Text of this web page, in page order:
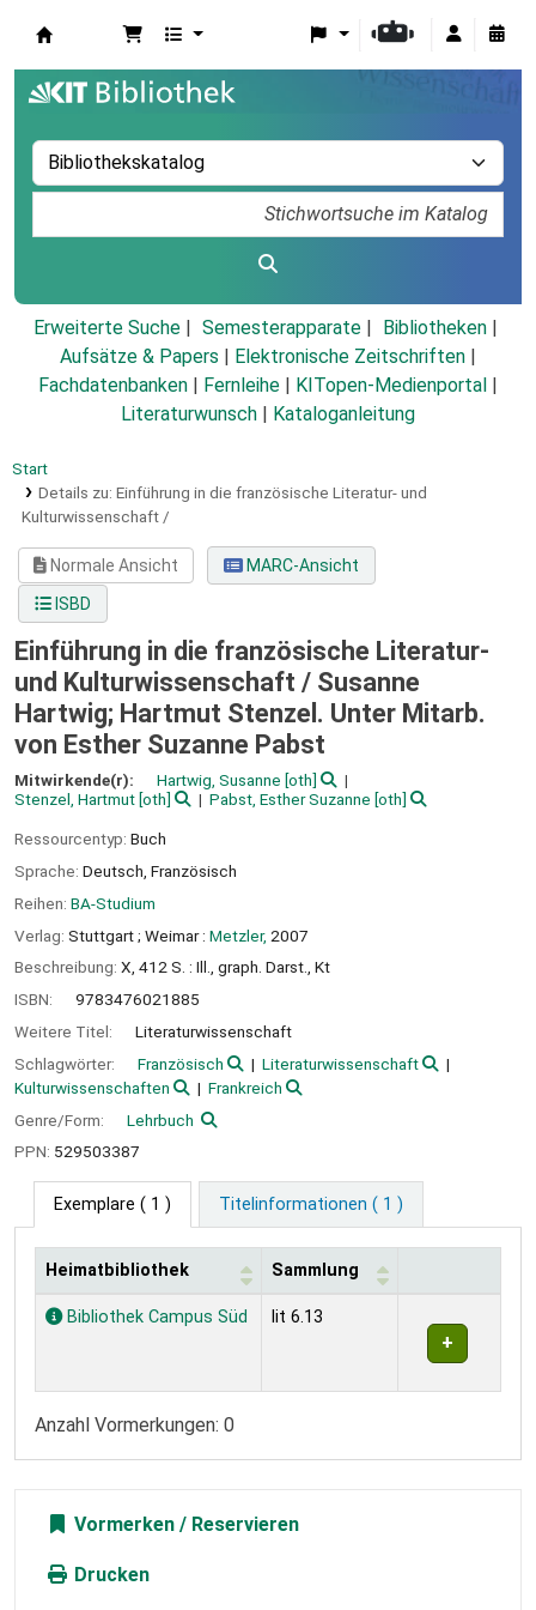
Erweiterte Suche Semesterapparate
Bibliotheken
Aufsätze & Papers
Elektronische Zeitschriften
Fachdatenbanken
Fernleihe KITopen-Medienportal
Literaturwunsch
Kataloganleitung
Start
Details zu: Einführung in die französische Literatur- und
Kulturwissenschaft /
Normale Ansicht
MARC-Ansicht
ISBD
Einführung in die französische Literatur-
und Kulturwissenschaft / Susanne
Hartwig; Hartmut Stenzel. Unter Mitarb.
von Esther Suzanne Pabst
Mitwirkende(r): Hartwig, Susanne [oth]
Stenzel, Hartmut [oth] Pabst, Esther Suzanne [oth]
Ressourcentyp: Buch
Sprache: Deutsch Französisch
Reihen: BA-Studium
Verlag: Stuttgart ; Weimar : Metzler, 2007
Beschreibung: X, 412 S. : Ill., graph. Darst., Kt
ISBN:
9783476021885
Weitere Titel:
Literaturwissenschaft
Schlagwörter:
Französisch
Literaturwissenschaft
Kulturwissenschaften
Frankreich
Genre/Form:
Lehrbuch
PPN: 529503387
Exemplare ( 1 ) Titelinformationen ( 1 )
Exemplare
Heimatbibliothek Sammlung
Bibliothek Campus Süd lit 6.13
Anzahl Vormerkungen: 0
Vormerken
Drucken